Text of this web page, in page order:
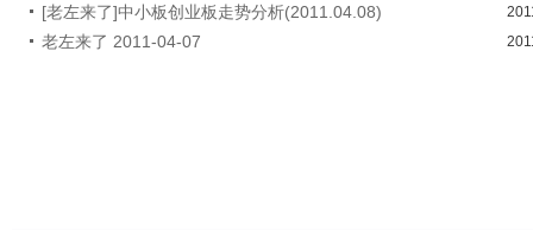
[老左来了]中小板创业板走势分析(2011.04.08)
老左来了 2011-04-07